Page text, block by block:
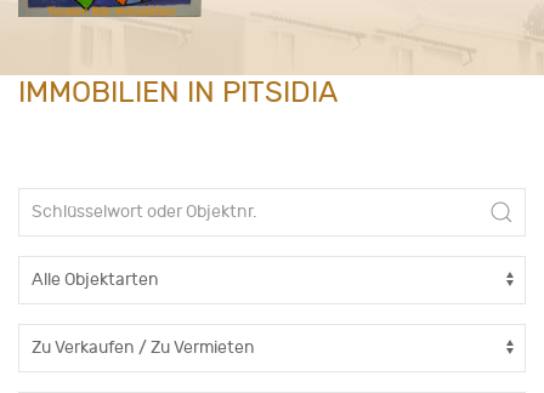
IMMOBILIEN IN PITSIDIA